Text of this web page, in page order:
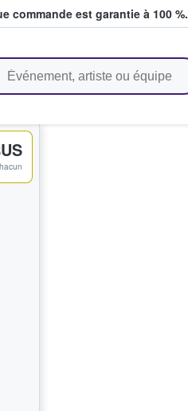
commande est garantie à 100 %.